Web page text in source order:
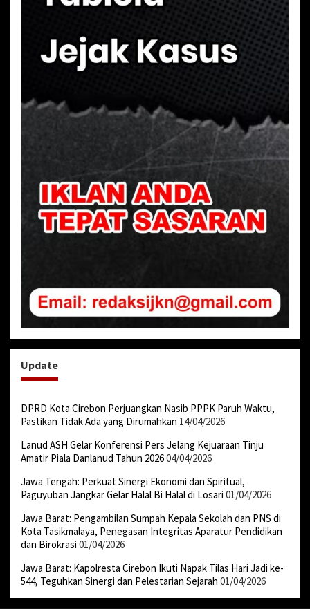
Update
DPRD Kota Cirebon Perjuangkan Nasib PPPK Paruh Waktu,
Pastikan Tidak Ada yang Dirumahkan 14/04/2026
Lanud ASH Gelar Konferensi Pers Jelang Kejuaraan Tinju
Amatir Piala Danlanud Tahun 202604/04/2026
Jawa Tengah: Perkuat Sinergi Ekonomi dan Spiritual,
Paguyuban Jangkar Gelar Halal Bi Halal di Losari 01/04/2026
Jawa Barat: Pengambilan Sumpah Kepala Sekolah dan PNS di
Kota Tasikmalaya, Penegasan Integritas Aparatur Pendidikan
dan Birokrasi 01/04/2026
Jawa Barat: Kapolresta Cirebon Ikuti Napak Tilas Hari Jadi ke-
544, Teguhkan Sinergi dan Pelestarian Sejarah 01/04/2026